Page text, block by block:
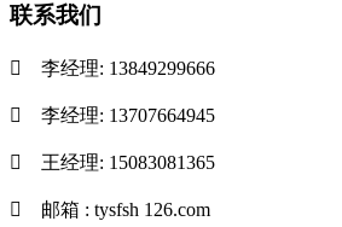
联系我们
 李经理: 13849299666
 李经理: 13707664945
 王经理: 15083081365
 邮箱 : tysfsh 126.com